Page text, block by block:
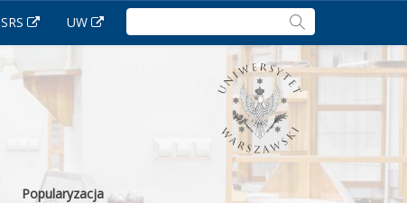
Szukaj:
SRS UW
Popularyzacja